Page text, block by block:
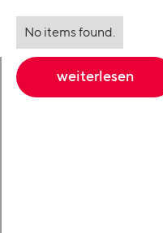
No items found.
weiterlesen